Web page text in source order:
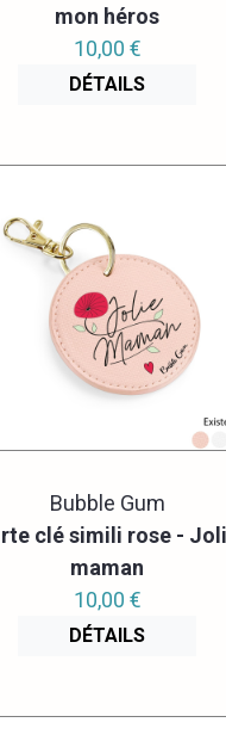
mon héros
10,00 €
DÉTAILS
Bubble Gum
clé simili rose -
maman
10,00 €
DÉTAILS